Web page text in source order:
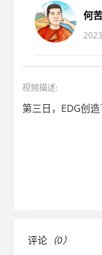
何
视频描述:
第三日，EDG创
评论 （0）